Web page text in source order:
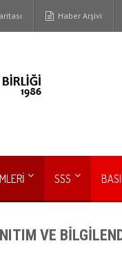
Haber Arşivi
SSS
VE